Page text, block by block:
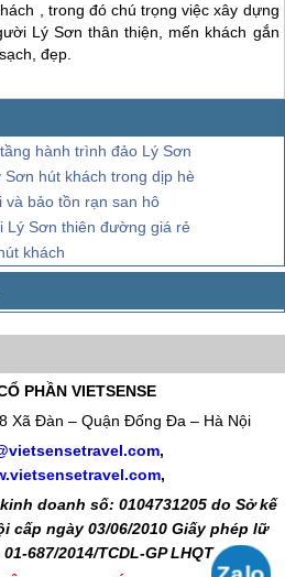
, trong đó chú trọng việc xây dựng
Lý Sơn thân thiện, mến khách gắn
đẹp.
hành trình đảo Lý Sơn
hút khách trong dịp hè
bảo tồn rạn san hô
Lý Sơn thiên đường giá rẻ
khách
PHẦN VIETSENSE
Xã Đàn – Quận Đống Đa – Hà Nội
,
,
doanh số: 0104731205 do Sở kế
cấp ngày 03/06/2010 Giấy phép lữ
687/2014/TCDL-GP LHQT